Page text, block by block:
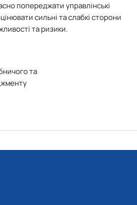
попереджати управлінські
сильні та слабкі сторони
та ризики.
та